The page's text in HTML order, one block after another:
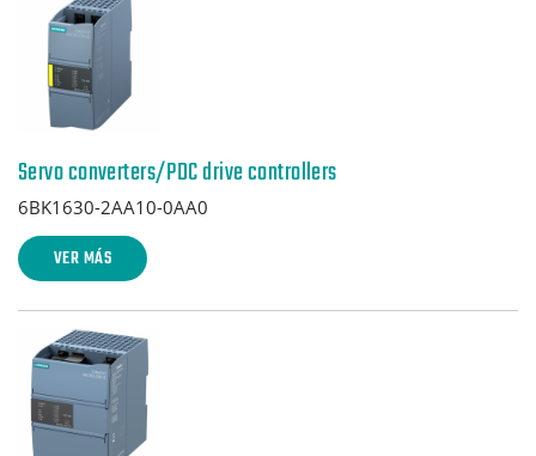
Servo converters/PDC drive controllers
6BK1630-2AA10-0AA0
VER MÁS